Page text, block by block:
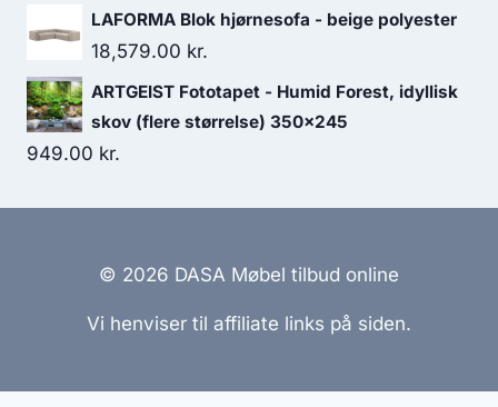
LAFORMA Blok hjørnesofa - beige polyester
18,579.00 kr.
ARTGEIST Fototapet - Humid Forest, idyllisk
skov (flere størrelse) 350x245
949.00 kr.
© 2026 DASA Møbel tilbud online
Vi henviser til affiliate links på siden.